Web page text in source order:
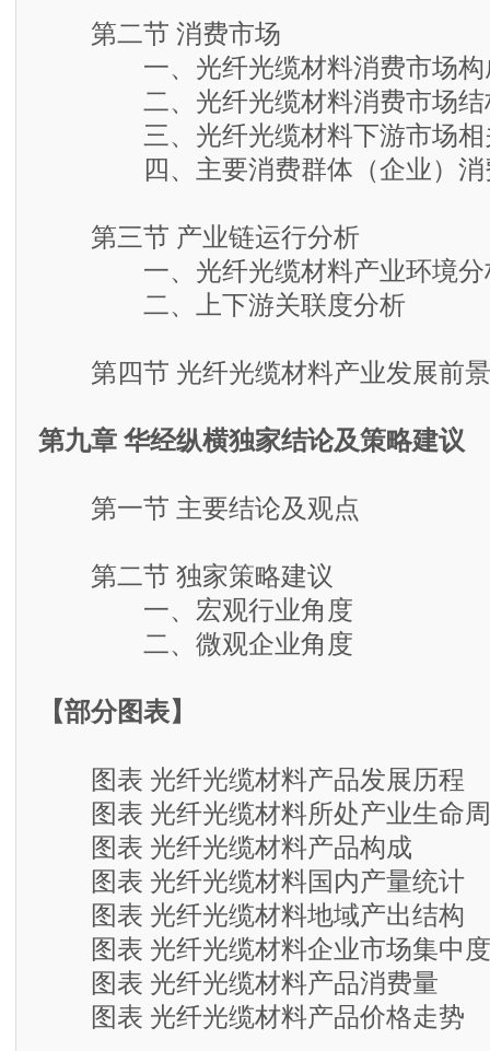
第二节 消费市场
一、光纤光缆材料消费市场构
二、光纤光缆材料消费市场结
三、光纤光缆材料下游市场相
四、主要消费群体（企业）消
第三节 产业链运行分析
一、光纤光缆材料产业环境分
二、上下游关联度分析
第四节 光纤光缆材料产业发展前
第九章 华经纵横独家结论及策略建议
第一节 主要结论及观点
第二节 独家策略建议
一、宏观行业角度
二、微观企业角度
【部分图表】
图表 光纤光缆材料产品发展历程
图表 光纤光缆材料所处产业生命
图表 光纤光缆材料产品构成
图表 光纤光缆材料国内产量统计
图表 光纤光缆材料地域产出结构
图表 光纤光缆材料企业市场集中度
图表 光纤光缆材料产品消费量
图表 光纤光缆材料产品价格走势